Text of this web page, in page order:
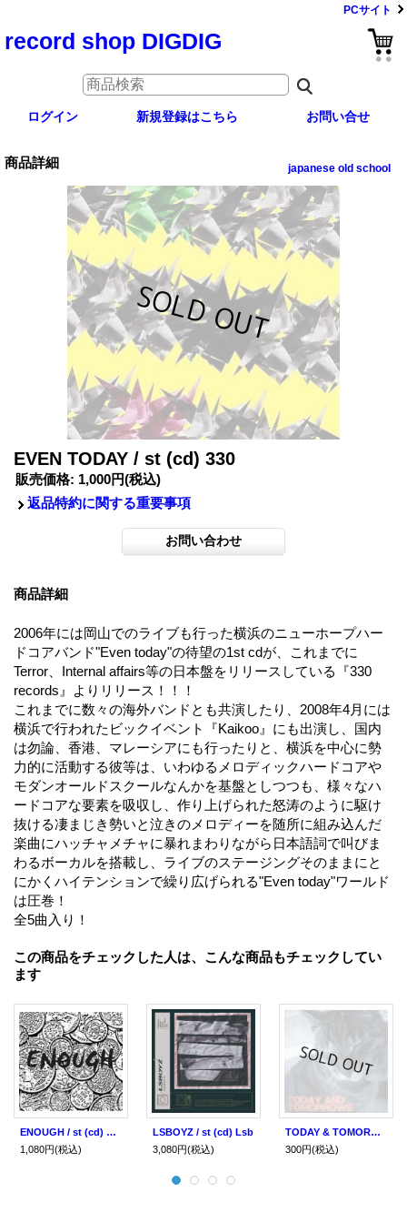
PCサイト
record shop DIGDIG
ログイン 新規登録はこちら お問い合せ
商品詳細 japanese old school
EVEN TODAY / st (cd) 330
販売価格: 1,000円(税込)
返品特約に関する重要事項
商品詳細
2006年には岡山でのライブも行った横浜のニューホープハー
ドコアバンド"Even today"の待望の1st cdが、これまでに
Terror、Internal affairs等の日本盤をリリースしている『330
records』よりリリース！！！
これまでに数々の海外バンドとも共演したり、2008年4月には
横浜で行われたビックイベント『Kaikoo』にも出演し、国内
は勿論、香港、マレーシアにも行ったりと、横浜を中心に勢
力的に活動する彼等は、いわゆるメロディックハードコアや
モダンオールドスクールなんかを基盤としつつも、様々なハ
ードコアな要素を吸収し、作り上げられた怒涛のように駆け
抜ける凄まじき勢いと泣きのメロディーを随所に組み込んだ
楽曲にハッチャメチャに暴れまわりながら日本語詞で叫びま
わるボーカルを搭載し、ライブのステージングそのままにと
にかくハイテンションで繰り広げられる"Even today"ワールド
は圧巻！
全5曲入り！
この商品をチェックした人は、こんな商品もチェックしてい
ます
ENOUGH / st (cd) Fnd
1,080円(税込)
LSBOYZ / st (cd) Lsb
3,080円(税込)
TODAY & TOMORROWS / st (cdr) Self
300円(税込)